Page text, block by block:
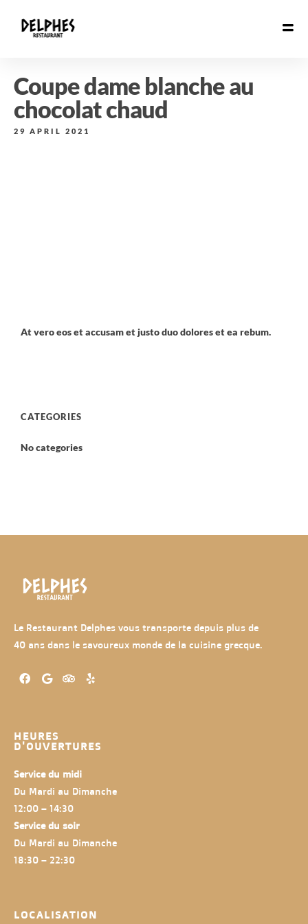
Coupe dame blanche au
chocolat chaud
29 APRIL 2021
At vero eos et accusam et justo duo dolores et ea rebum.
CATEGORIES
No categories
Le Restaurant Delphes vous transporte depuis plus de
40 ans dans le savoureux monde de la cuisine grecque.
HEURES
D'OUVERTURES
Service du midi
Du Mardi au Dimanche
12:00 – 14:30
Service du soir
Du Mardi au Dimanche
18:30 – 22:30
LOCALISATION